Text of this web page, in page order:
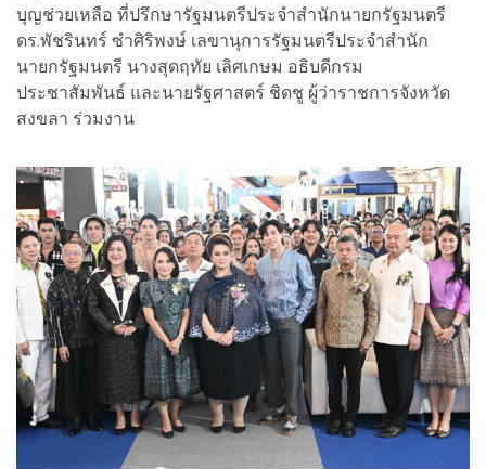
บุญช่วยเหลือ ที่ปรึกษารัฐมนตรีประจำสำนักนายกรัฐมนตรี
ดร.พัชรินทร์ ซำศิริพงษ์ เลขานุการรัฐมนตรีประจำสำนัก
นายกรัฐมนตรี นางสุดฤทัย เลิศเกษม อธิบดีกรม
ประชาสัมพันธ์ และนายรัฐศาสตร์ ชิดชู ผู้ว่าราชการจังหวัด
สงขลา ร่วมงาน